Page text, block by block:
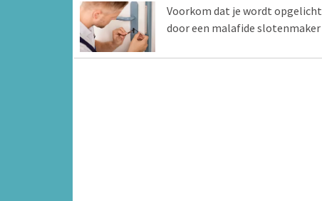
Voorkom dat je wordt opgelicht
door een malafide slotenmaker